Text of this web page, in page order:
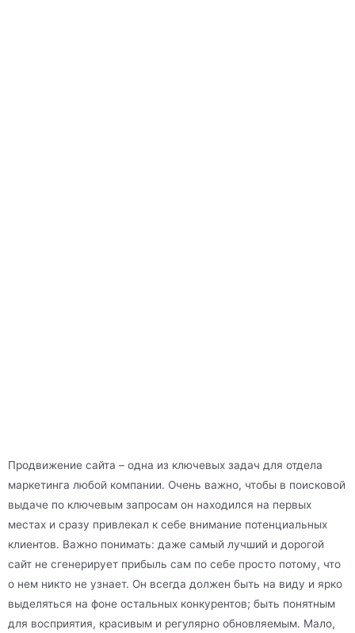
Продвижение сайта – одна из ключевых задач для отдела
маркетинга любой компании. Очень важно, чтобы в поисковой
выдаче по ключевым запросам он находился на первых
местах и сразу привлекал к себе внимание потенциальных
клиентов. Важно понимать: даже самый лучший и дорогой
сайт не сгенерирует прибыль сам по себе просто потому, что
о нем никто не узнает. Он всегда должен быть на виду и ярко
выделяться на фоне остальных конкурентов; быть понятным
для восприятия, красивым и регулярно обновляемым. Мало,